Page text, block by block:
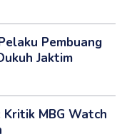
Pembuang
Jaktim
Kritik MBG Watch